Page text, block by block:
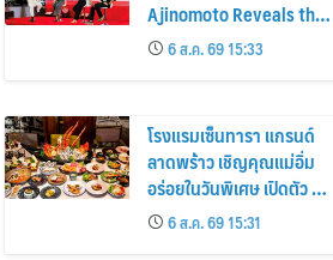
Ajinomoto Reveals the
Consumer Insights
Behind Product
Innovation for Every
Lifestyle
6 ส.ค. 69 15:33
โรงแรมเซ็นทารา แกรนด์
ลาดพร้าว เชิญคุณแม่อิ่ม
อร่อยในวันพิเศษ เปิดตัว 5
โปรโมชันสุดเอ็กซ์คลูซีฟ
ฉลองวันแม่แห่งชาติ
6 ส.ค. 69 15:31